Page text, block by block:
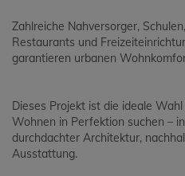
Zahlreiche Nahversorger,
Restaurants und
garantieren urbanen
Dieses Projekt ist die ideale
Wohnen in Perfektion suchen –
durchdachter Architektur,
Ausstattung.